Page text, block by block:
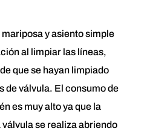
y asiento simple
al limpiar las líneas,
que se hayan limpiado
de válvula. El consumo de
es muy alto ya que la
se realiza abriendo